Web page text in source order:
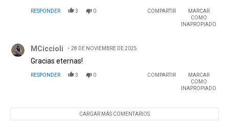
castaño y portillo
RESPONDER 3 0 COMPARTIR
MARCAR
COMO
INAPROPIADO
MCiccioli 28 DE NOVIEMBRE DE 2025
Gracias eternas!
RESPONDER 3 0 COMPARTIR
MARCAR
COMO
INAPROPIADO
CARGAR MÁS COMENTARIOS